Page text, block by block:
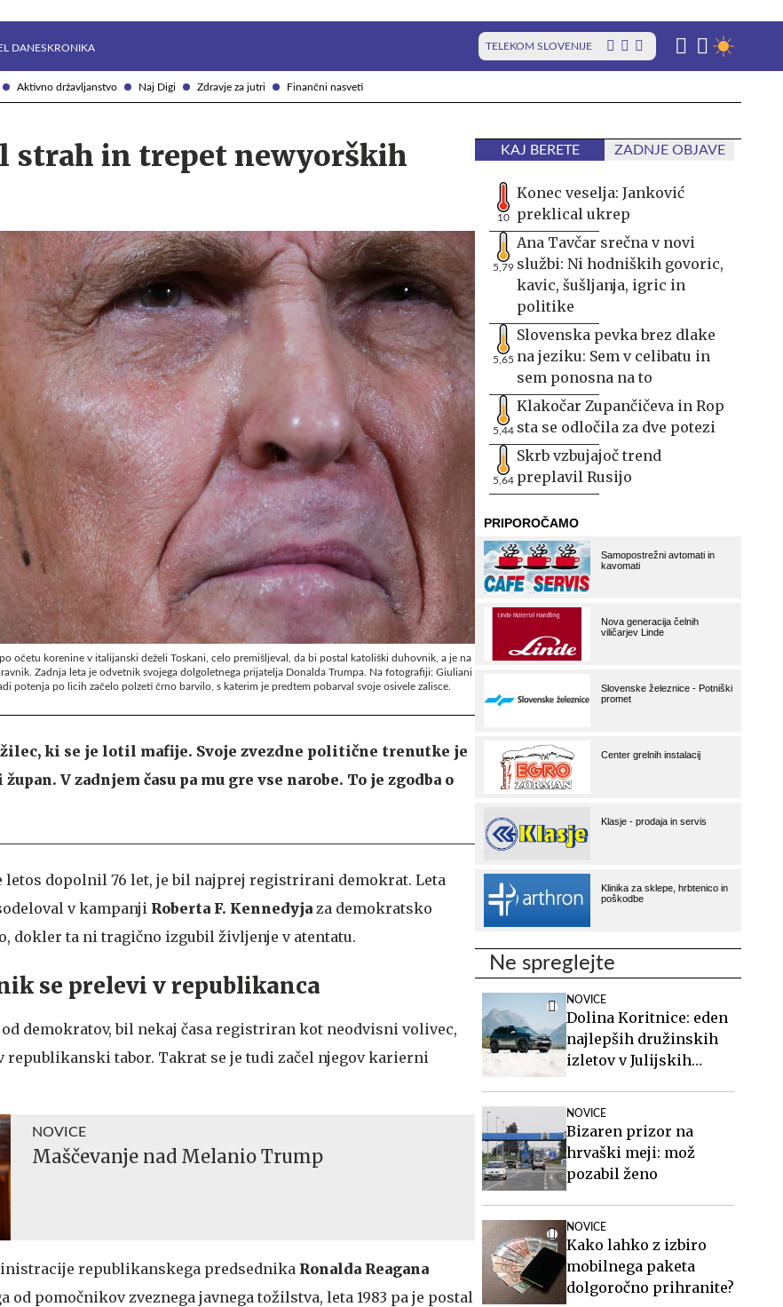
Aktivno državljanstvo Naj Digi Zdravje za jutri Finančni nasveti
DANESKRONIKA TELEKOM SLOVENIJE
strah in trepet newyorških
očetu korenine v italijanski deželi Toskani, celo premišljeval, da bi postal katoliški duhovnik, a je na
Zadnja leta je odvetnik svojega dolgoletnega prijatelja Donalda Trumpa. Na fotografiji: Giuliani
potenja po licih začelo polzeti črno barvilo, s katerim je predtem pobarval svoje osivele zalisce.
ki se je lotil mafije. Svoje zvezdne politične trenutke je
V zadnjem času pa mu gre vse narobe. To je zgodba o
letos dopolnil 76 let, je bil najprej registrirani demokrat. Leta
v kampanji Roberta F. Kennedyja za demokratsko
dokler ta ni tragično izgubil življenje v atentatu.
se prelevi v republikanca
od demokratov, bil nekaj časa registriran kot neodvisni volivec,
republikanski tabor. Takrat se je tudi začel njegov karierni
NOVICE
Maščevanje nad Melanio Trump
republikanskega predsednika Ronalda Reagana
od pomočnikov zveznega javnega tožilstva, leta 1983 pa je postal
KAJ BERETE ZADNJE OBJAVE
10
Konec veselja: Janković
preklical ukrep
5,79
Ana Tavčar srečna v novi
službi: Ni hodniških govoric,
kavic, šušljanja, igric in
politike
5,65
Slovenska pevka brez dlake
na jeziku: Sem v celibatu in
sem ponosna na to
5,44
Klakočar Zupančičeva in Rop
sta se odločila za dve potezi
5,64
Skrb vzbujajoč trend
preplavil Rusijo
Ne spreglejte
NOVICE
Dolina Koritnice: eden
najlepših družinskih
izletov v Julijskih
NOVICE
Bizaren prizor na
hrvaški meji: mož
pozabil ženo
NOVICE
Kako lahko z izbiro
mobilnega paketa
dolgoročno prihranite?